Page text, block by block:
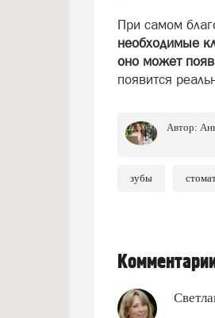
При самом
необходимые
оно может
появится
Автор:
зубы